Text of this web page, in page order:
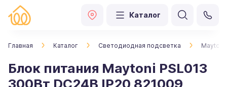
Каталог
Главная Каталог Светодиодная подсветка Maytoni
Блок питания Maytoni PSL013
300Вт DC24В IP20 821009